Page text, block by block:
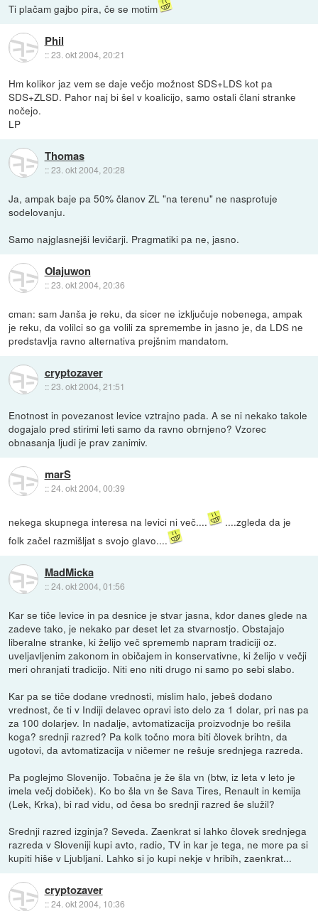
Ti plačam gajbo pira, če se motim
Phil
::23. okt 2004, 20:21
Hm kolikor jaz vem se daje večjo možnost SDS+LDS kot pa
SDS+ZLSD. Pahor naj bi šel v koalicijo, samo ostali člani stranke
nočejo.
LP
Thomas
::23. okt 2004, 20:28
Ja, ampak baje pa 50% članov ZL "na terenu" ne nasprotuje
sodelovanju.
Samo najglasnejši levičarji. Pragmatiki pa ne, jasno.
Olajuwon
::23. okt 2004, 20:36
cman: sam Janša je reku, da sicer ne izključuje nobenega, ampak
je reku, da volilci so ga volili za spremembe in jasno je, da LDS ne
predstavlja ravno alternativa prejšnim mandatom.
cryptozaver
::23. okt 2004, 21:51
Enotnost in povezanost levice vztrajno pada. A se ni nekako takole
dogajalo pred stirimi leti samo da ravno obrnjeno? Vzorec
obnasanja ljudi je prav zanimiv.
marS
::24. okt 2004, 00:39
nekega skupnega interesa na levici ni več....
....zgleda da je
folk začel razmišljat s svojo glavo....
MadMicka
::24. okt 2004, 01:56
Kar se tiče levice in pa desnice je stvar jasna, kdor danes glede na
zadeve tako, je nekako par deset let za stvarnostjo. Obstajajo
liberalne stranke, ki želijo več sprememb napram tradiciji oz.
uveljavljenim zakonom in običajem in konservativne, ki želijo v večji
meri ohranjati tradicijo. Niti eno niti drugo ni samo po sebi slabo.
Kar pa se tiče dodane vrednosti, mislim halo, jebeš dodano
vrednost, če ti v Indiji delavec opravi isto delo za 1 dolar, pri nas pa
za 100 dolarjev. In nadalje, avtomatizacija proizvodnje bo rešila
koga? srednji razred? Pa kolk točno mora biti človek brihtn, da
ugotovi, da avtomatizacija v ničemer ne rešuje srednjega razreda.
Pa poglejmo Slovenijo. Tobačna je že šla vn (btw, iz leta v leto je
imela večj dobiček). Ko bo šla vn še Sava Tires, Renault in kemija
(Lek, Krka), bi rad vidu, od česa bo srednji razred še služil?
Srednji razred izginja? Seveda. Zaenkrat si lahko človek srednjega
razreda v Sloveniji kupi avto, radio, TV in kar je tega, ne more pa si
kupiti hiše v Ljubljani. Lahko si jo kupi nekje v hribih, zaenkrat...
cryptozaver
::24. okt 2004, 10:36